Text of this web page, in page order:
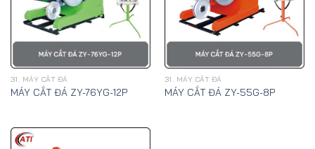
31. MÁY CẮT ĐÁ
MÁY CẮT ĐÁ ZY-76YG-12P
31. MÁY CẮT ĐÁ
MÁY CẮT ĐÁ ZY-55G-8P